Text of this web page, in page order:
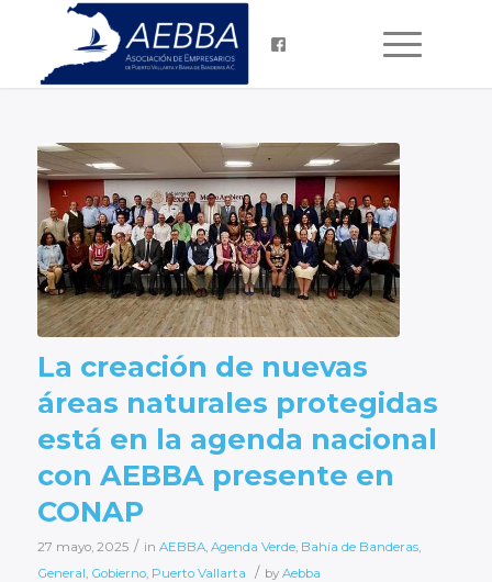
La creación de nuevas
áreas naturales protegidas
está en la agenda nacional
con AEBBA presente en
CONAP
27 mayo, 2025 / in AEBBA, Agenda Verde, Bahía de Banderas,
General, Gobierno, Puerto Vallarta / by Aebba